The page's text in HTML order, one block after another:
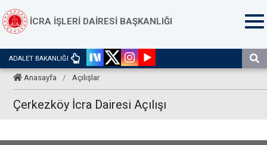
İCRA İŞLERİ DAİRESİ BAŞKANLIĞI
ADALET BAKANLIĞI
Anasayfa / Açılışlar
Çerkezköy İcra Dairesi Açılışı